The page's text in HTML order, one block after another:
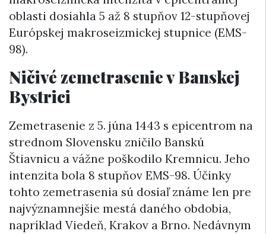
oblasti dosiahla 5 až 8 stupňov 12-stupňovej
Európskej makroseizmickej stupnice (EMS-
98).
Ničivé zemetrasenie v Banskej
Bystrici
Zemetrasenie z 5. júna 1443 s epicentrom na
strednom Slovensku zničilo Banskú
Štiavnicu a vážne poškodilo Kremnicu. Jeho
intenzita bola 8 stupňov EMS-98. Účinky
tohto zemetrasenia sú dosiaľ známe len pre
najvýznamnejšie mestá daného obdobia,
napríklad Viedeň, Krakov a Brno. Nedávnym